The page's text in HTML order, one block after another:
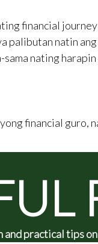
financial
palibutan natin
sama nating
financial guro,
practical tips